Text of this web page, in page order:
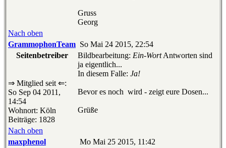
Gruss
Georg
Nach oben
GrammophonTeam So Mai 24 2015, 22:54
Seitenbetreiber
⇒ Mitglied seit ⇐:
So Sep 04 2011,
14:54
Wohnort: Köln
Beiträge: 1828
Bildbearbeitung: Ein-WortAntworten sind
ja eigentlich...
In diesem Falle: Ja!
Bevor es noch wird - zeigt eure Dosen...
Grüße
Nach oben
maxphenol
Mo Mai 25 2015, 11:42